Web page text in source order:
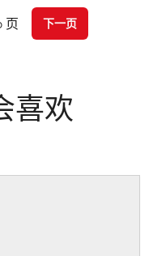
页 下一页
喜欢